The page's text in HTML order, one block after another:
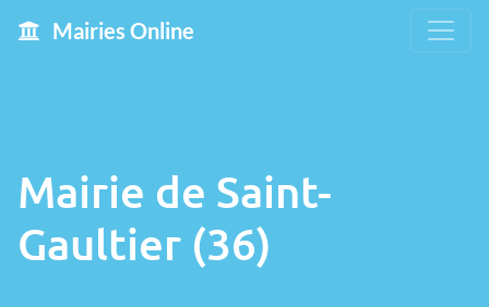
Mairies Online
Mairie de Saint-
Gaultier (36)